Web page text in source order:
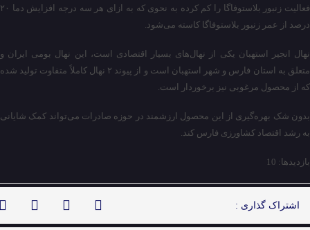
فعالیت زنبور بلاستوفاگا را کم کرده به نحوی که به ازای هر سه درجه افزایش دما ۲۰
درصد از عمر زنبور بلاستوفاگا کاسته می‌شود.
نهال انجیر استهبان یکی از نهال‌های بسیار اقتصادی است، این نهال بومی ایران و
متعلق به استان فارس و شهر استهبان است و از پیوند ۲ نهال کاملاً متفاوت تولید شده
که از محصول مرغوبی نیز برخوردار است.
بدون شک بهره‌گیری از این محصول ارزشمند در حوزه صادرات می‌تواند کمک شایانی
به رشد اقتصاد کشاورزی فارس کند.
بازدیدها: 10
اشتراک گذاری :